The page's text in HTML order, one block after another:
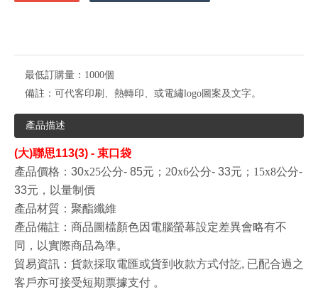
最低訂購量： 1000個
備註： 可代客印刷、熱轉印、或電繡logo圖案及文字。
產品描述
(大)聯思113(3) - 束口袋
產品價格：30x25公分- 85元； 20x6公分- 33元 ； 15x8公分-
33元，以量制價
產品材質：聚酯纖維
產品備註： 商品圖檔顏色因電腦螢幕設定差異會略有不
同，以實際商品為準。
貿易資訊 ： 貨款採取電匯或貨到收款方式付訖, 已配合過之
客戶亦可接受短期票據支付 。